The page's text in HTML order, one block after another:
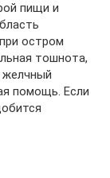
пищи и
остром
тошнота,
помощь. Если